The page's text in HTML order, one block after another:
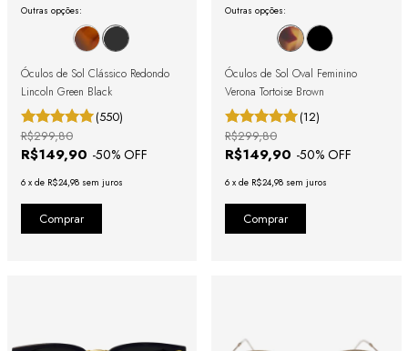
Outras opções:
Óculos de Sol Clássico Redondo
Lincoln Green Black
(550)
R$149,90 -50% OFF
R$299,80
6 x de R$24,98 sem juros
Outras opções:
Óculos de Sol Oval Feminino
Verona Tortoise Brown
(12)
R$149,90 -50% OFF
R$299,80
6 x de R$24,98 sem juros